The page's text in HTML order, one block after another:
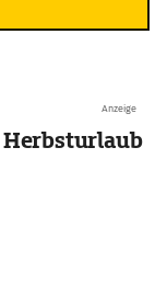
Anzeige
Herbsturlaub